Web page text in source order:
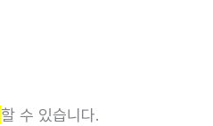
할 수 있습니다.